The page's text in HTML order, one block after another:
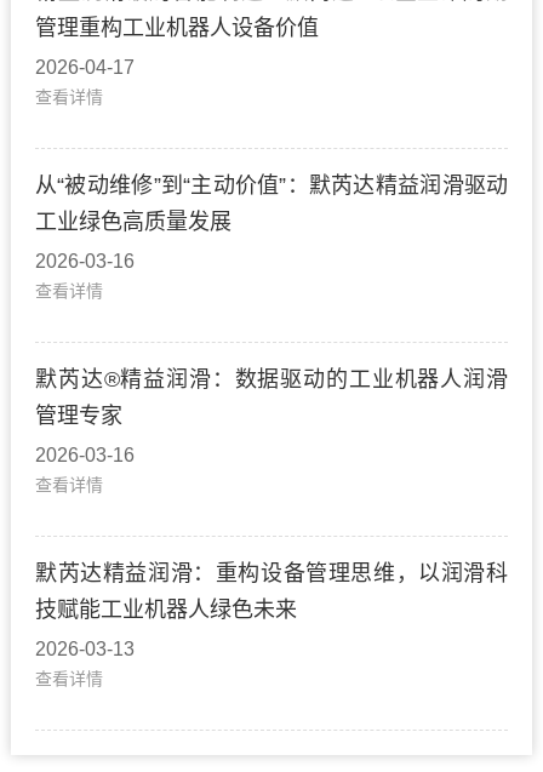
管理重构工业机器人设备价值
2026-04-17
查看详情
从“被动维修”到“主动价值”：默芮达精益润滑驱动
工业绿色高质量发展
2026-03-16
查看详情
默芮达®精益润滑：数据驱动的工业机器人润滑
管理专家
2026-03-16
查看详情
默芮达精益润滑：重构设备管理思维，以润滑科
技赋能工业机器人绿色未来
2026-03-13
查看详情